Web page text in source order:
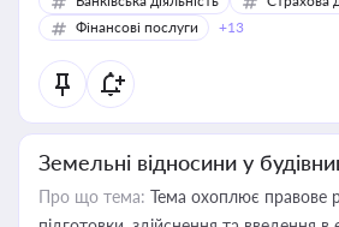
Фінансові послуги
+13
Земельні відносини у
Про що тема: Тема охоплює правове